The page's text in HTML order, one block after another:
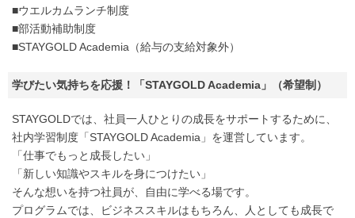
■ウエルカムランチ制度
■部活動補助制度
■STAYGOLD Academia（給与の支給対象外）
学びたい気持ちを応援！「STAYGOLD Academia」（希望制）
STAYGOLDでは、社員一人ひとりの成長をサポートするために、
社内学習制度「STAYGOLD Academia」を運営しています。
「仕事でもっと成長したい」
「新しい知識やスキルを身につけたい」
そんな想いを持つ社員が、自由に学べる場です。
プログラムでは、ビジネススキルはもちろん、人としても成長で